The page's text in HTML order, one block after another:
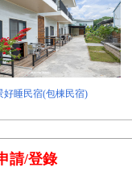
好睡民宿(包棟民宿)
請/登錄